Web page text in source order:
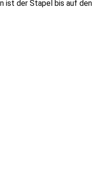
ist der Stapel bis auf den